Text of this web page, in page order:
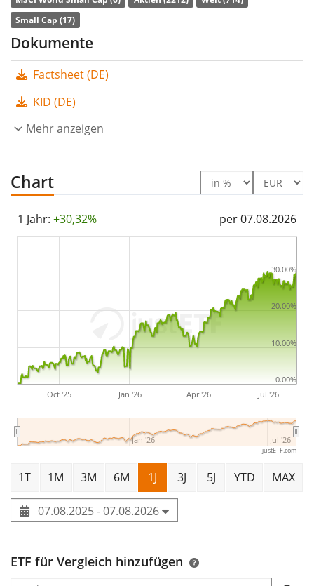
nachbildet. Der ETF bildet die Wertentwicklung des
Index durch ein
Auswahl der Indexbestandteile) nach. Die
Dividendenerträge im ETF werdenthesauriert(in den
ETF reinvestiert).
sehr großer ETF mit
Small Cap (17)
Dokumente
Factsheet (DE)
KID (DE)
Mehr anzeigen
Chart
1 Jahr: +30,32% per 07.08.2026
Oct '25 Jan '26 Apr '26 Jul '26
Jan '26 Jul '26
0.00%
10.00%
20.00%
30.00%
justETF.com
1T 1M 3M 6M 1J 3J 5J YTD MAX
07.08.2025 - 07.08.2026
ETF für Vergleich hinzufügen